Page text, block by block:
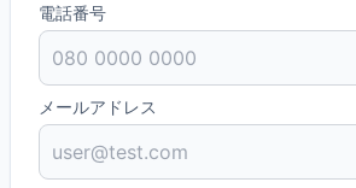
電話番号
メールアドレス